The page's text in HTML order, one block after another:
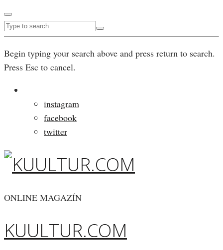
Begin typing your search above and press return to search.
Press Esc to cancel.
instagram
facebook
twitter
ONLINE MAGAZÍN
KUULTUR.COM